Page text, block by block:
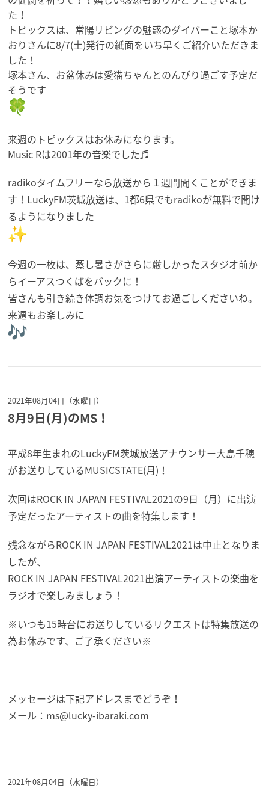
た！
トピックスは、 常陽リビングの魅惑のダイバーこと塚本か
おりさんに8/7(土)発行の紙面をいち早くご紹介いただきま
した！
塚本さん、 お盆休みは愛猫ちゃんとのんびり過ごす予定だ
そうです
来週のトピックスはお休みになります。
Music Rは2001年の音楽でした♬
radikoタイムフリーなら放送から１週間聞くことができま
す ！LuckyFM茨城放送は、 1都6県でもradikoが無料で聞け
るようになりました
今週の一枚は、 蒸し暑さがさらに厳しかったスタジオ前か
らイーアスつくばをバックに！
皆さんも引き続き体調お気をつけてお過ごしくださいね。
来週もお楽しみに
2021年08月04日（水曜日）
8月9日(月)のMS！
平成8年生まれのLuckyFM茨城放送アナウンサー大島千穂
がお送りしているMUSICSTATE(月)！
次回はROCK IN JAPAN FESTIVAL2021の9日（月）に出演
予定だったアーティストの曲を特集します！
残念ながらROCK IN JAPAN FESTIVAL2021は中止となりま
したが、
ROCK IN JAPAN FESTIVAL2021出演アーティストの楽曲を
ラジオで楽しみましょう！
※いつも15時台にお送りしているリクエストは特集放送の
為お休みです、ご了承ください※
メッセージは下記アドレスまでどうぞ！
メール：ms@lucky-ibaraki.com
2021年08月04日（水曜日）